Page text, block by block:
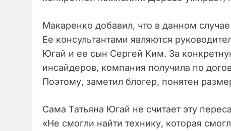
Макаренко добавил, что в данном
Ее консультантами являются
Югай и ее сын Сергей Ким. За
инсайдеров, компания получила по
Поэтому, заметил блогер, понятен
Сама Татьяна Югай не считает эту
«Не смогли найти технику, которая